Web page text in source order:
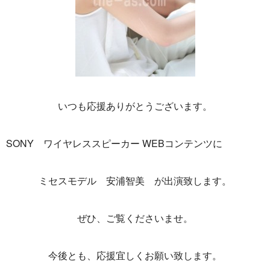
いつも応援ありがとうございます。
SONY ワイヤレススピーカー WEBコンテンツに
ミセスモデル 安浦智美 が出演致します。
ぜひ、ご覧くださいませ。
今後とも、応援宜しくお願い致します。